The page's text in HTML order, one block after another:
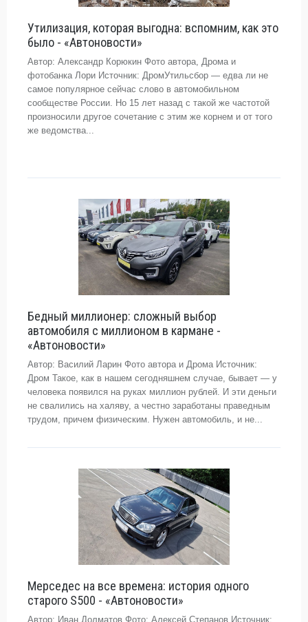
Утилизация, которая выгодна: вспомним, как это
было - «Автоновости»
Автор: Александр Корюкин Фото автора, Дрома и
фотобанка Лори Источник: ДромУтильсбор — едва ли не
самое популярное сейчас слово в автомобильном
сообществе России. Но 15 лет назад с такой же частотой
произносили другое сочетание с этим же корнем и от того
же ведомства...
Бедный миллионер: сложный выбор
автомобиля с миллионом в кармане -
«Автоновости»
Автор: Василий Ларин Фото автора и Дрома Источник:
Дром Такое, как в нашем сегодняшнем случае, бывает — у
человека появился на руках миллион рублей. И эти деньги
не свалились на халяву, а честно заработаны праведным
трудом, причем физическим. Нужен автомобиль, и не...
Мерседес на все времена: история одного
старого S500 - «Автоновости»
Автор: Иван Долматов Фото: Алексей Степанов Источник: